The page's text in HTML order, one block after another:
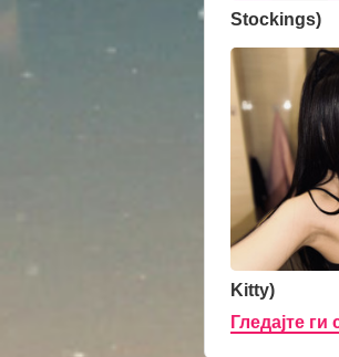
Stockings)
Kitty)
Гледајте